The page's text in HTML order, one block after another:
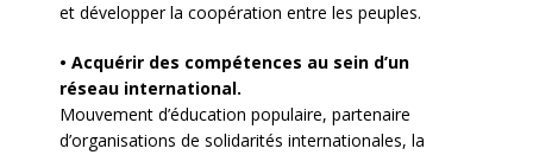
et développer la coopération entre les peuples.
• Acquérir des compétences au sein d’un
réseau international.
Mouvement d’éducation populaire, partenaire
d’organisations de solidarités internationales, la